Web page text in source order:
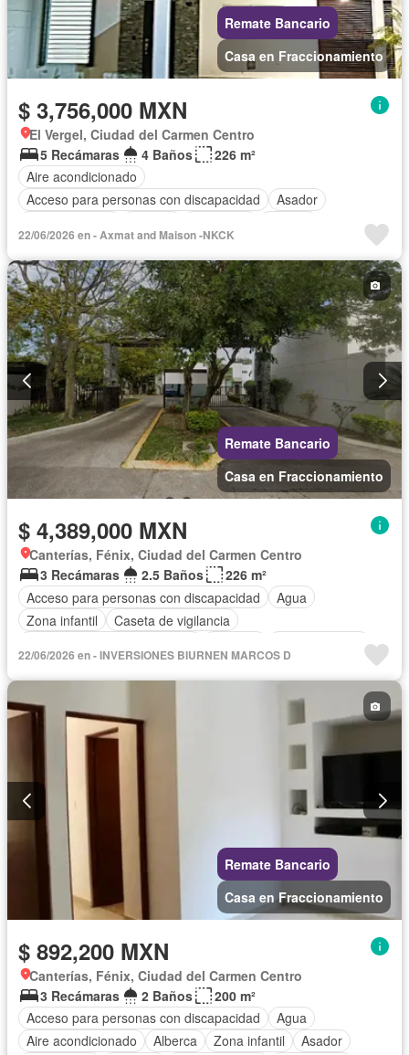
Remate Bancario
Casa en Fraccionamiento
$ 3,756,000 MXN
El Vergel, Ciudad del Carmen Centro
5 Recámaras
4 Baños
226 m²
Aire acondicionado
Acceso para personas con discapacidad
Asador
22/06/2026 en - Axmat and Maison -NKCK
Remate Bancario
Casa en Fraccionamiento
$ 4,389,000 MXN
Canterías, Fénix, Ciudad del Carmen Centro
3 Recámaras
2.5 Baños
226 m²
Acceso para personas con discapacidad
Agua
Zona infantil
Caseta de vigilancia
Cuarto de servicio
Electricidad
Estacionamiento
Televisión por cable
Zonas verdes
22/06/2026 en - INVERSIONES BIURNEN MARCOS D
Remate Bancario
Casa en Fraccionamiento
$ 892,200 MXN
Canterías, Fénix, Ciudad del Carmen Centro
3 Recámaras
2 Baños
200 m²
Acceso para personas con discapacidad
Agua
Aire acondicionado
Alberca Zona infantil
Asador